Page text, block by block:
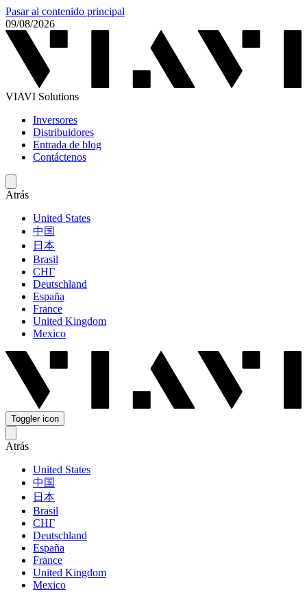
Pasar al contenido principal
09/08/2026
VIAVI Solutions
Inversores
Distribuidores
Entrada de blog
Contáctenos
Atrás
United States
中国
日本
Brasil
СНГ
Deutschland
España
France
United Kingdom
Mexico
Toggler icon
Atrás
United States
中国
日本
Brasil
СНГ
Deutschland
España
France
United Kingdom
Mexico